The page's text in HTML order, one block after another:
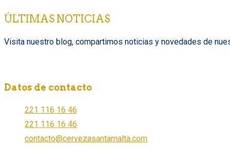
ÚLTIMAS NOTICIAS
Visita nuestro blog, compartimos noticias y novedades de
Datos de contacto
221 116 16 46
221 116 16 46
contacto@cervezasantamalta.com